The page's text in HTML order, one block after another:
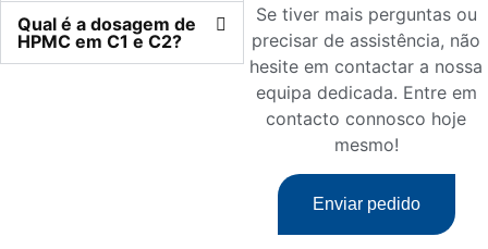
Qual é a dosagem de
HPMC em C1 e C2?
Se tiver mais perguntas ou
precisar de assistência, não
hesite em contactar a nossa
equipa dedicada. Entre em
contacto connosco hoje
mesmo!
Enviar pedido